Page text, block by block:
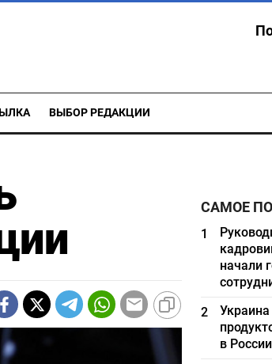
ВЫБОР РЕДАКЦИИ
САМОЕ
1
начали
2
в